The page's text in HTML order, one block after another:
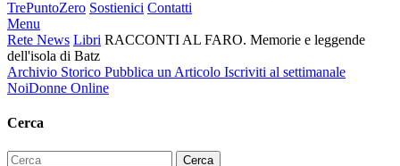
TrePuntoZero Sostienici Contatti
Menu
Rete News Libri RACCONTI AL FARO. Memorie e leggende
dell'isola di Batz
Archivio Storico Pubblica un Articolo Iscriviti al settimanale
NoiDonne Online
Cerca